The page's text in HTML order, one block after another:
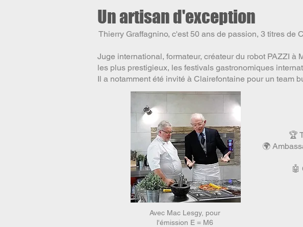
Un artisan d'exception
Thierry Graffagnino, c'est 50 ans de passion, 3 titres
Juge international, formateur, créateur du robot PAZZI
les plus prestigieux, les festivals gastronomiques
Il a notamment été invité à Clairefontaine pour un team
🏆
🌍
🤖
Avec Mac Lesgy, pour
l'émission E = M6